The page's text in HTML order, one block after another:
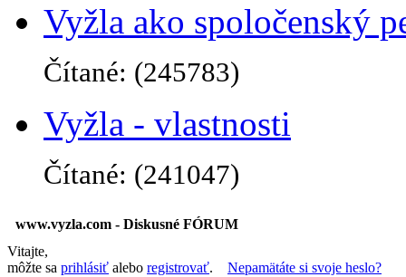
Vyžla ako spoločenský
Čítané: (245783)
Vyžla - vlastnosti
Čítané: (241047)
www.vyzla.com - Diskusné FÓRUM
Vitajte,
môžte sa prihlásiť alebo registrovať. Nepamätáte si svoje heslo?